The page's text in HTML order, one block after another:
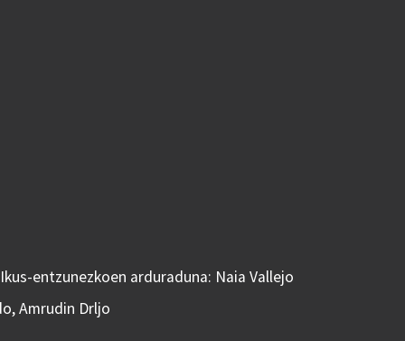
entzunezkoen arduraduna: Naia Vallejo
Amrudin Drljo